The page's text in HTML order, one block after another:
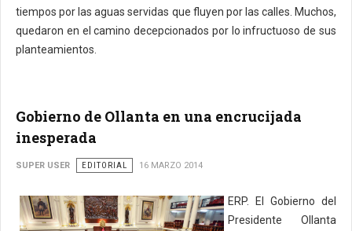
tiempos por las aguas servidas que fluyen por las calles. Muchos,
quedaron en el camino decepcionados por lo infructuoso de sus
planteamientos.
Gobierno de Ollanta en una encrucijada
inesperada
SUPER USER EDITORIAL 16 MARZO 2014
ERP. El Gobierno del
Presidente Ollanta